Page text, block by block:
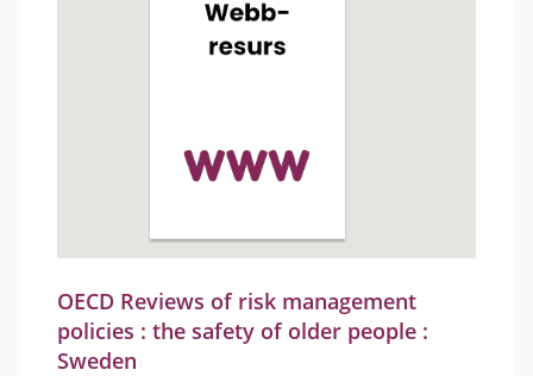
OECD Reviews of risk management
policies : the safety of older people :
Sweden